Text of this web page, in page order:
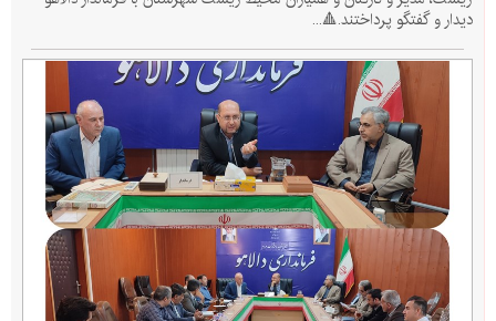
دیدار و گفتگو پرداختند.🔺...